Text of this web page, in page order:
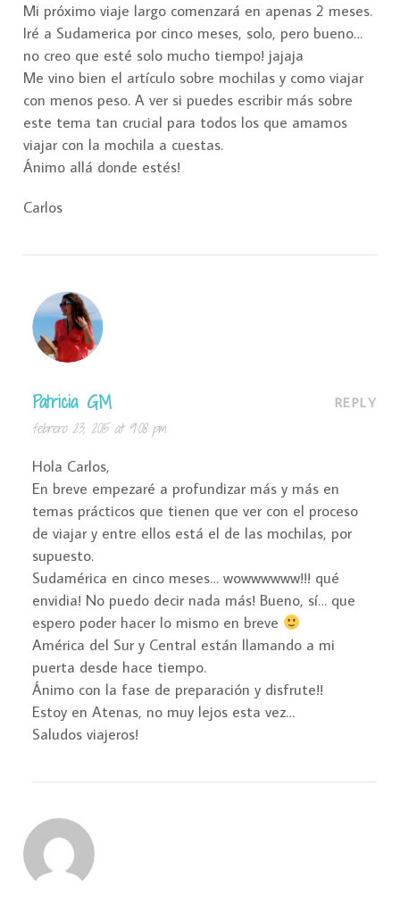
Mi próximo viaje largo comenzará en apenas 2 meses.
Iré a Sudamerica por cinco meses, solo, pero bueno…
no creo que esté solo mucho tiempo! jajaja
Me vino bien el artículo sobre mochilas y como viajar
con menos peso. A ver si puedes escribir más sobre
este tema tan crucial para todos los que amamos
viajar con la mochila a cuestas.
Ánimo allá donde estés!
Carlos
Patricia GM
febrero 23, 2015 at 9:08 pm
REPLY
Hola Carlos,
En breve empezaré a profundizar más y más en
temas prácticos que tienen que ver con el proceso
de viajar y entre ellos está el de las mochilas, por
supuesto.
Sudamérica en cinco meses… wowwwwww!!! qué
envidia! No puedo decir nada más! Bueno, sí… que
espero poder hacer lo mismo en breve
América del Sur y Central están llamando a mi
puerta desde hace tiempo.
Ánimo con la fase de preparación y disfrute!!
Estoy en Atenas, no muy lejos esta vez…
Saludos viajeros!